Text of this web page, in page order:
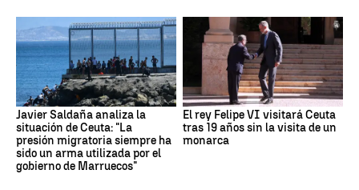
Javier Saldaña analiza la
situación de Ceuta: "La
presión migratoria siempre ha
sido un arma utilizada por el
gobierno de Marruecos"
El rey Felipe VI visitará Ceuta
tras 19 años sin la visita de un
monarca